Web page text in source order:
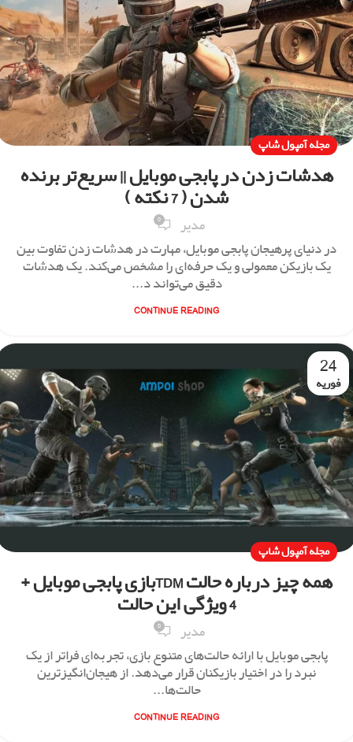
مجله آمپول شاپ
هدشات زدن در پابجی موبایل || سریع‌تر برنده
شدن ( 7 نکته )
مدیر 0
در دنیای پرهیجان پابجی موبایل، مهارت در هدشات زدن تفاوت بین
یک بازیکن معمولی و یک حرفه‌ای را مشخص می‌کند. یک هدشات
دقیق می‌تواند د...
CONTINUE READING
24
فوریه
مجله آمپول شاپ
همه چیز درباره حالت TDMبازی پابجی موبایل +
4 ویژگی این حالت
مدیر 0
پابجی موبایل با ارائه حالت‌های متنوع بازی، تجربه‌ای فراتر از یک
نبرد را در اختیار بازیکنان قرار می‌دهد. از هیجان‌انگیزترین
حالت‌ها...
CONTINUE READING